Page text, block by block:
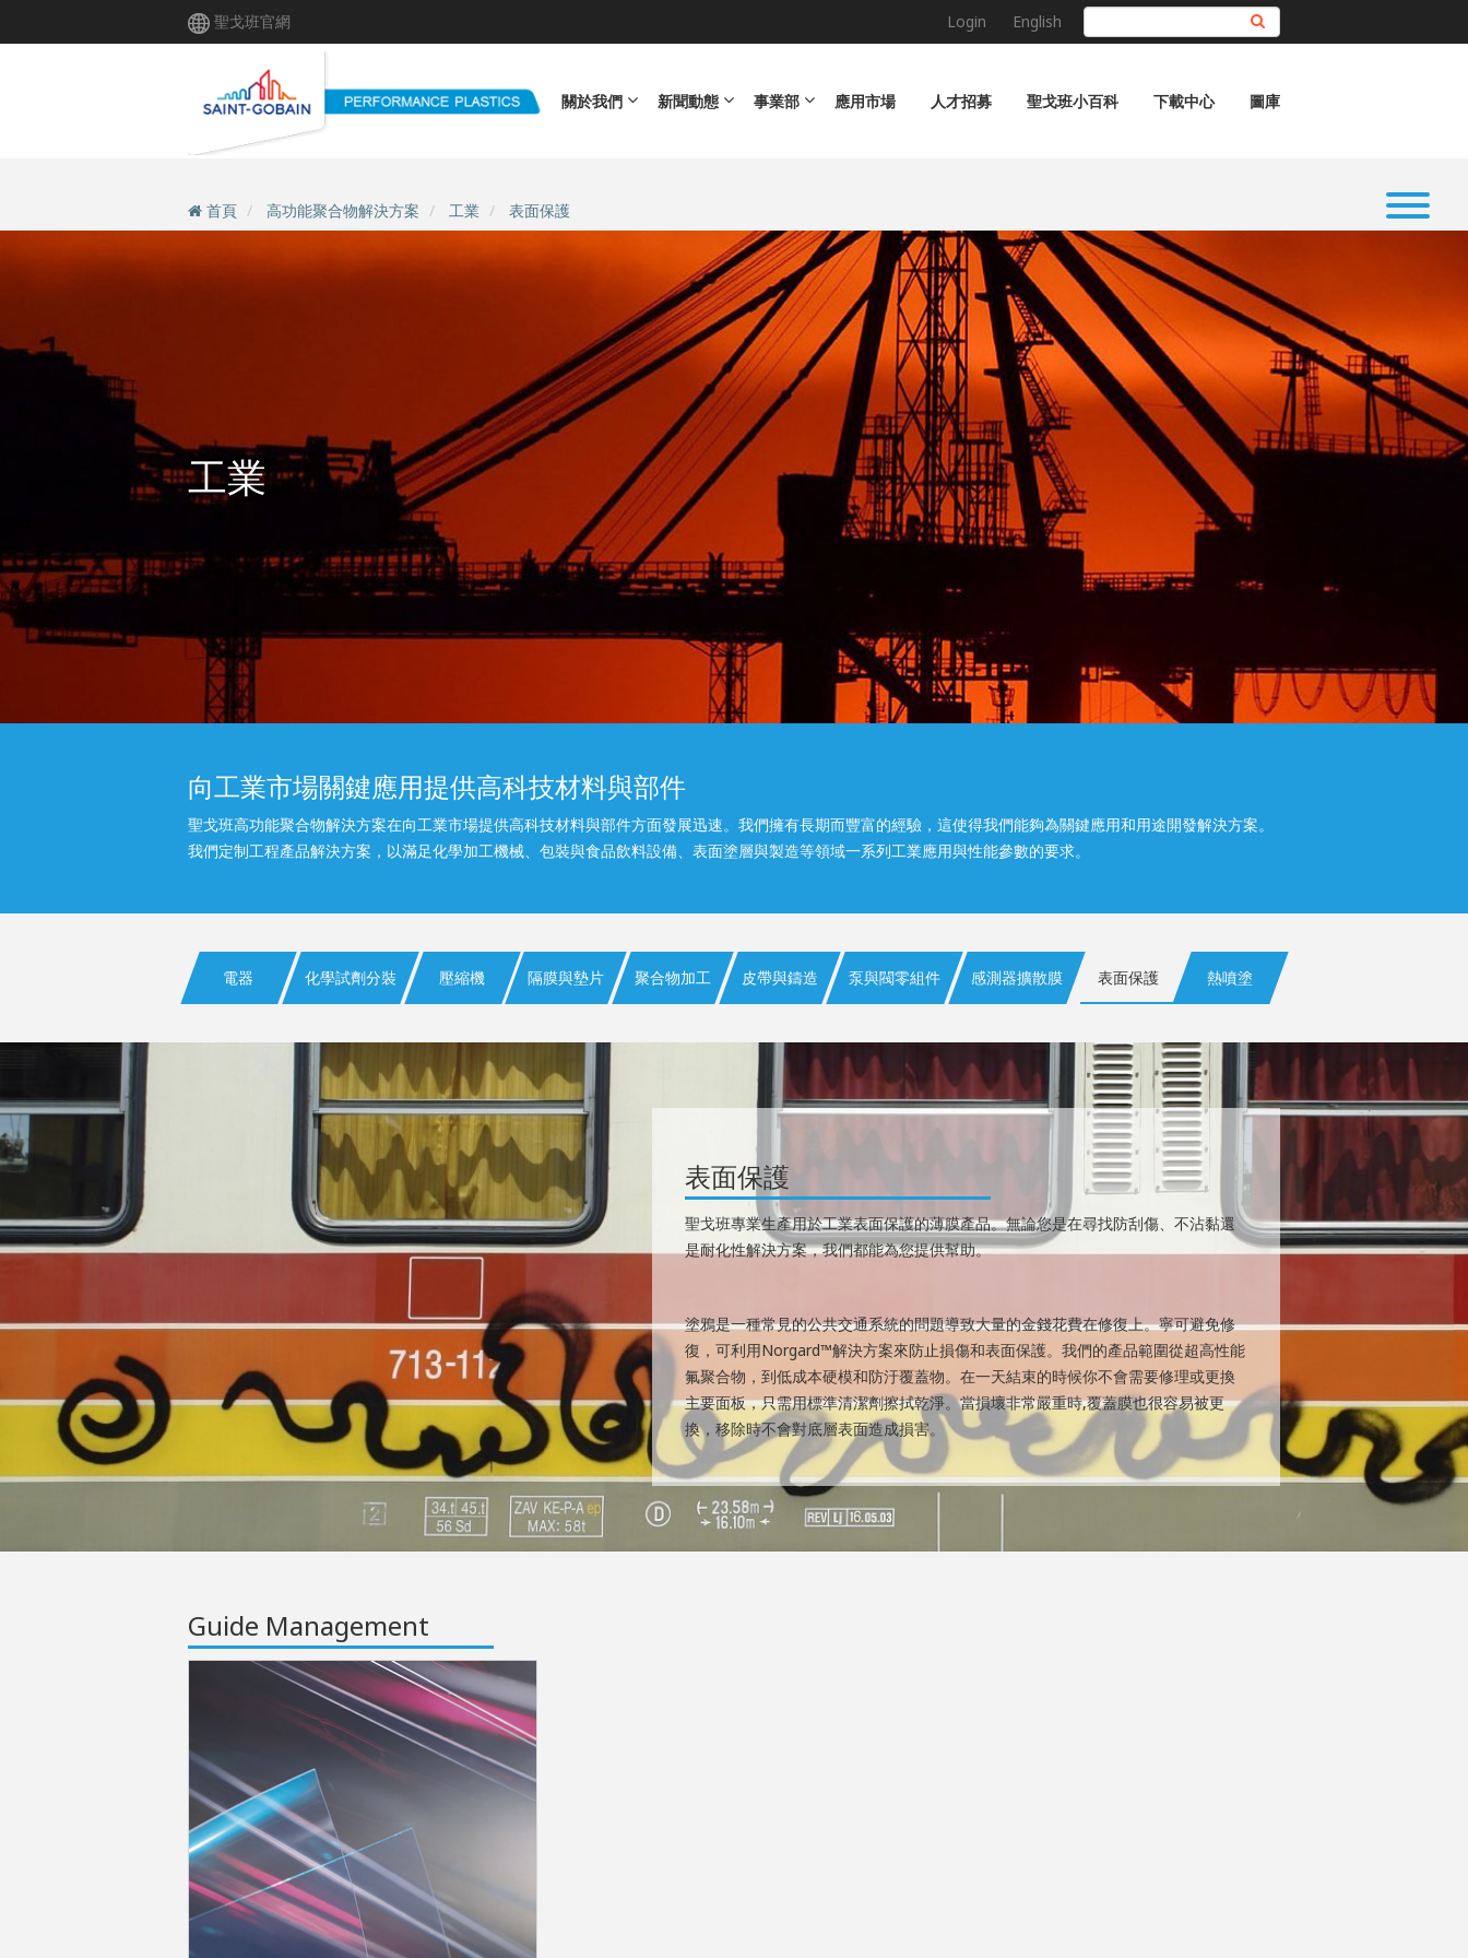
聖戈班官網 Login English
關於我們 新聞動態 事業部 應用市場 人才招募 聖戈班小百科 下載中心 圖庫
首頁 高功能聚合物解決方案 工業 表面保護
工業
向工業市場關鍵應用提供高科技材料與部件
聖戈班高功能聚合物解決方案在向工業市場提供高科技材料與部件方面發展迅速。我們擁有長期而豐富的經驗，這使得我們能夠為關鍵應用和用途開發解決方案。
我們定制工程產品解決方案，以滿足化學加工機械、包裝與食品飲料設備、表面塗層與製造等領域一系列工業應用與性能參數的要求。
電器 化學試劑分裝 壓縮機 隔膜與墊片 聚合物加工 皮帶與鑄造 泵與閥零組件 感測器擴散膜 表面保護 熱噴塗
表面保護
聖戈班專業生產用於工業表面保護的薄膜產品。無論您是在尋找防刮傷、不沾黏還
是耐化性解決方案，我們都能為您提供幫助。
塗鴉是一種常見的公共交通系統的問題導致大量的金錢花費在修復上。寧可避免修
復，可利用Norgard™解決方案來防止損傷和表面保護。我們的產品範圍從超高性能
氟聚合物，到低成本硬模和防汙覆蓋物。在一天結束的時候你不會需要修理或更換
主要面板，只需用標準清潔劑擦拭乾淨。當損壞非常嚴重時,覆蓋膜也很容易被更
換，移除時不會對底層表面造成損害。
Guide Management